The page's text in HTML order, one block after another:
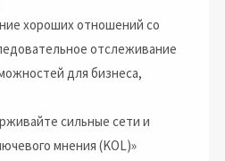
хороших отношений со
отслеживание
для бизнеса,
сильные сети и
мнения (KOL)»